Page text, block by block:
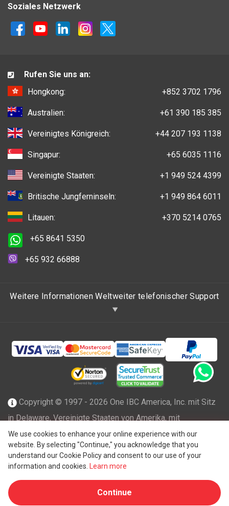
Soziales Netzwerk
We use cookies to enhance your online experience with our
website. By selecting "Continue," you acknowledge that you
understand our Cookie Policy and consent to our use of your
information and cookies.
Learn more
Continue
Rufen Sie uns an:
Hongkong:
+852 3702 1796
Australien: +61 390 185 385
Vereinigtes Königreich: +44 207 193 1138
Singapur: +65 6035 1116
Vereinigte Staaten: +1 949 524 4399
Britische Jungferninseln: +1 949 864 6011
Litauen: +370 5214 0765
+65 8641 5350
+65 932 66888
Weitere Informationen Weltweiter telefonischer Support
Copyright © 1997 - 2026 One IBC America, Inc. mit Sitz
in Delaware, Vereinigte Staaten von Amerika, mit
beschränkter Haftung und Mitgliedsfirma des One IBC
Netzwerks einer unabhängigen und separaten juristischen
Person, die mit der One IBC®Group ("
einer Schweizer Einheit, verbunden ist. Alle Rechte
vorbehalten. Weitere Informationen finden Sie unter